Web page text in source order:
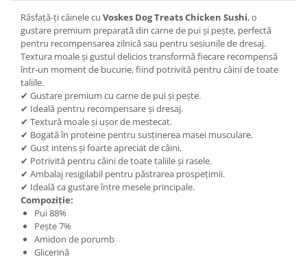
Răsfață-ți câinele cu Voskes Dog Treats Chicken Sushi, o
gustare premium preparată din carne de pui și pește, perfectă
pentru recompensarea zilnică sau pentru sesiunile de dresaj.
Textura moale și gustul delicios transformă fiecare recompensă
într-un moment de bucurie, fiind potrivită pentru câini de toate
taliile.
✔ Gustare premium cu carne de pui și pește.
✔ Ideală pentru recompensare și dresaj.
✔ Textură moale și ușor de mestecat.
✔ Bogată în proteine pentru susținerea masei musculare.
✔ Gust intens și foarte apreciat de câini.
✔ Potrivită pentru câini de toate taliile și rasele.
✔ Ambalaj resigilabil pentru păstrarea prospețimii.
✔ Ideală ca gustare între mesele principale.
Compoziție:
Pui 88%
Pește 7%
Amidon de porumb
Glicerină